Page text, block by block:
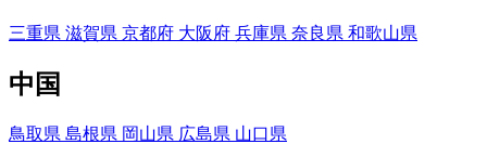
三重県 滋賀県 京都府 大阪府 兵庫県 奈良県 和歌山県
中国
鳥取県 島根県 岡山県 広島県 山口県